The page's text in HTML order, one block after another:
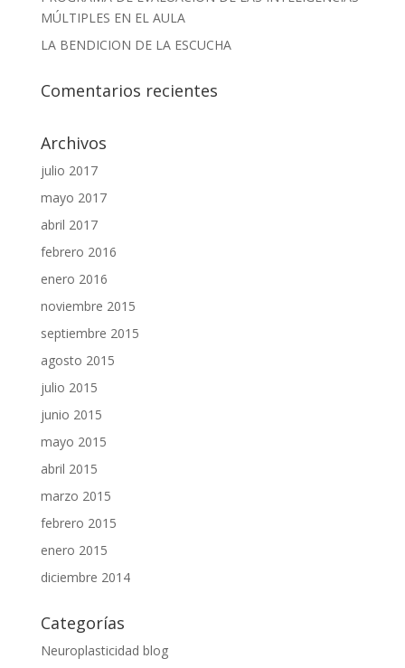
MÚLTIPLES EN EL AULA
LA BENDICION DE LA ESCUCHA
Comentarios recientes
Archivos
julio 2017
mayo 2017
abril 2017
febrero 2016
enero 2016
noviembre 2015
septiembre 2015
agosto 2015
julio 2015
junio 2015
mayo 2015
abril 2015
marzo 2015
febrero 2015
enero 2015
diciembre 2014
Categorías
Neuroplasticidad blog